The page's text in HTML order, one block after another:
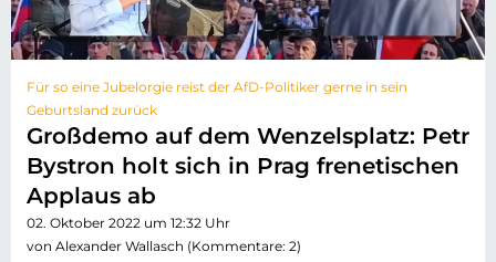
Für so eine Jubelorgie reist der AfD-Politiker gerne in sein
Geburtsland zurück
Großdemo auf dem Wenzelsplatz: Petr
Bystron holt sich in Prag frenetischen
Applaus ab
02. Oktober 2022 um 12:32 Uhr
von Alexander Wallasch (Kommentare: 2)